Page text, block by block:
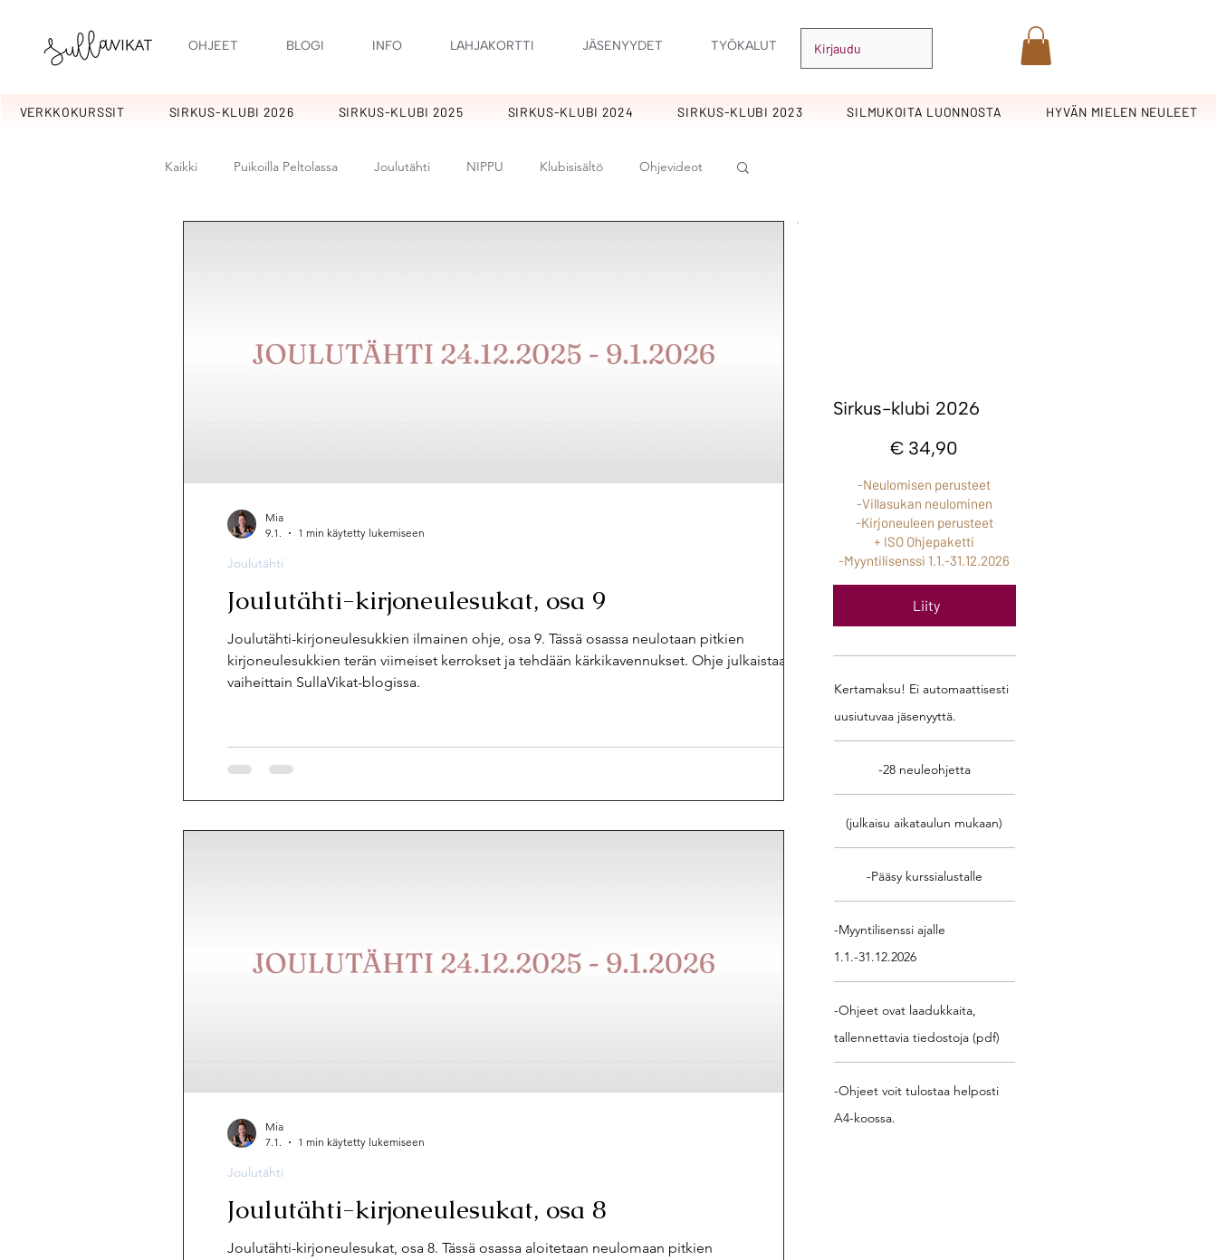
OHJEET BLOGI INFO LAHJAKORTTI JÄSENYYDET TYÖKALUT Kirjaudu
VERKKOKURSSIT SIRKUS-KLUBI 2026 SIRKUS-KLUBI 2025 SIRKUS-KLUBI 2024 SIRKUS-KLUBI 2023 SILMUKOITA LUONNOSTA HYVÄN MIELEN NEULEET
Kaikki Puikoilla Peltolassa Joulutähti NIPPU Klubisisältö Ohjevideot
Ilmaiset neuleohjeet
Joulutähti-kirjoneulesukat, osa 9
Joulutähti-kirjoneulesukkien ilmainen ohje, osa 9. Tässä osassa neulotaan pitkien
kirjoneulesukkien terän viimeiset kerrokset ja tehdään kärkikavennukset. Ohje julkaistaan
vaiheittain SullaVikat-blogissa.
Joulutähti
Mia
9.1.
1 min käytetty lukemiseen
Joulutähti-kirjoneulesukat, osa 8
Joulutähti-kirjoneulesukat, osa 8. Tässä osassa aloitetaan neulomaan pitkien
Joulutähti
Mia
7.1.
1 min käytetty lukemiseen
Sirkus-klubi 2026
€ 34,90
-Neulomisen perusteet
-Villasukan neulominen
-Kirjoneuleen perusteet
+ ISO Ohjepaketti
-Myyntilisenssi 1.1.-31.12.2026
Liity
Kertamaksu! Ei automaattisesti
uusiutuvaa jäsenyyttä.
-28 neuleohjetta
(julkaisu aikataulun mukaan)
-Pääsy kurssialustalle
-Myyntilisenssi ajalle
1.1.-31.12.2026
-Ohjeet ovat laadukkaita,
tallennettavia tiedostoja (pdf)
-Ohjeet voit tulostaa helposti
A4-koossa.